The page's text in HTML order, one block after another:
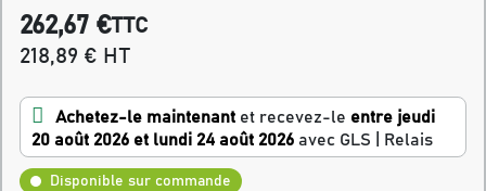
262,67 €TTC
218,89 € HT
Achetez-le maintenant et recevez-le entre jeudi
20 août 2026 et lundi 24 août 2026 avec GLS | Relais
Disponible sur commande